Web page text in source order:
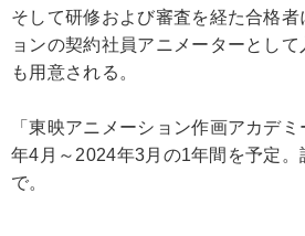
そして研修および審査を経た合格
ョンの契約社員アニメーターとし
も用意される。
「東映アニメーション作画アカデ
年4月～2024年3月の1年間を予定。
で。